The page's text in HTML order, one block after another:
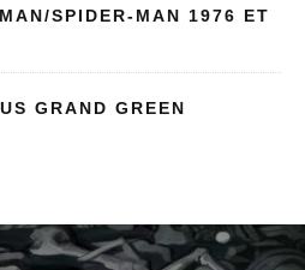
SPIDER-MAN 1976 ET
GRAND GREEN